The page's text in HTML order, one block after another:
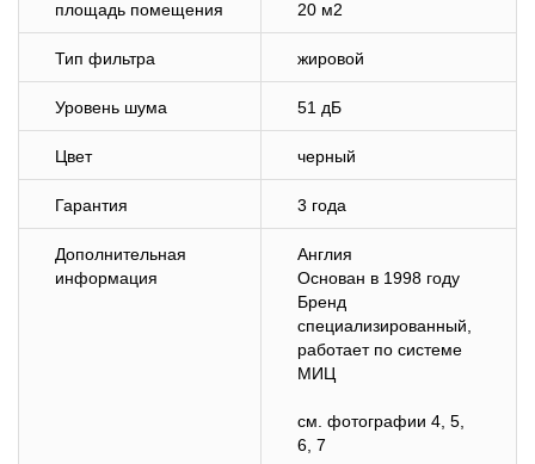
площадь помещения 20 м2
Тип фильтра жировой
Уровень шума 51 дБ
Цвет черный
Гарантия 3 года
Дополнительная
информация
Англия
Основан в 1998 году
Бренд
специализированный,
работает по системе
МИЦ
см. фотографии 4, 5,
6, 7